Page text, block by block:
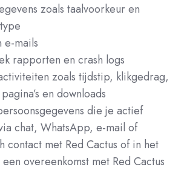
zoals taalvoorkeur en
e-mails
rapporten en crash logs
zoals tijdstip, klikgedrag,
en downloads
die je actief
chat, WhatsApp, e-mail of
contact met Red Cactus of in het
overeenkomst met Red Cactus